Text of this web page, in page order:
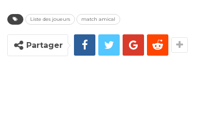
Liste des joueurs match amical
Partager